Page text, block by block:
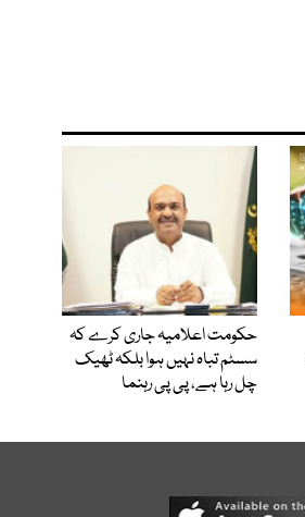
حکومت اعلامیہ جاری کرے کہ
سسٹم تباہ نہیں ہوا بلکہ ٹھیک
چل رہا ہے، پی پی رہنما